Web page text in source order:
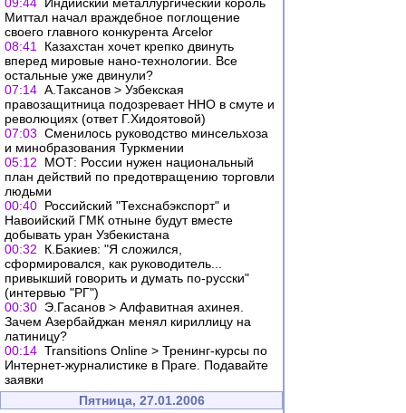
Миттал начал враждебное поглощение
своего главного конкурента Arcelor
08:41
Казахстан хочет крепко двинуть
вперед мировые нано-технологии. Все
остальные уже двинули?
07:14 А.Таксанов > Узбекская
правозащитница подозревает ННО в смуте и
революциях (ответ Г.Хидоятовой)
07:03 Сменилось руководство минсельхоза
и минобразования Туркмении
05:12
МОТ: России нужен национальный
план действий по предотвращению торговли
людьми
00:40 Российский "Техснабэкспорт" и
Навоийский ГМК отныне будут вместе
добывать уран Узбекистана
00:32
К.Бакиев: "Я сложился,
сформировался, как руководитель...
привыкший говорить и думать по-русски"
(интервью "РГ")
00:30 Э.Гасанов > Алфавитная ахинея.
Зачем Азербайджан менял кириллицу на
латиницу?
00:14 Transitions Online > Тренинг-курсы по
Интернет-журналистике в Праге. Подавайте
заявки
Пятница, 27.01.2006